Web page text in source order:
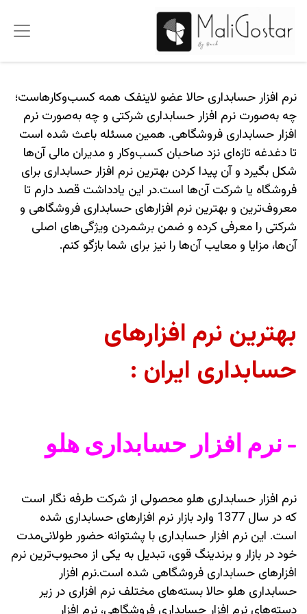
نرم افزار حسابداری حالا عضو لاینفک همه کسب‌وکارهاست؛
چه به‌صورت نرم افزار حسابداری شرکتی و چه به‌صورت نرم
افزار حسابداری فروشگاهی. همین مسئله باعث شده است
تا دغدغه تازه‌ای نزد صاحبان کسب‌وکار و مدیران مالی آن‌ها
شکل بگیرد و آن پیدا کردن بهترین نرم افزار حسابداری برای
فروشگاه یا شرکت آن‌ها است.در این یادداشت قصد دارم تا
معروف‌ترین و بهترین نرم افزارهای حسابداری فروشگاهی و
شرکتی را معرفی کرده و ضمن برشمردن ویژگی‌های اصلی
آن‌ها، مزایا و معایب آن‌ها را نیز برای شما بازگو کنم.
بهترین نرم افزارهای
حسابداری ایران :
- نرم افزار حسابداری هلو
نرم افزار حسابداری هلو محصولی از شرکت طرفه نگار است
که در سال 1377 وارد بازار نرم افزارهای حسابداری شده
است. این نرم افزار حسابداری با پشتوانه حضور طولانی‌مدت
خود در بازار و برندینگ قوی، تبدیل به یکی از محبوب‌ترین نرم
افزارهای حسابداری فروشگاهی شده است.نرم افزار
حسابداری هلو حالا بسته‌های مختلف نرم افزاری در زیر